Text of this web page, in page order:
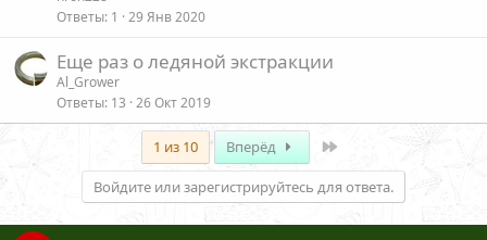
Ответы 1 29 Янв 2020
Еще раз о ледяной экстракции
Al_Grower
Ответы 13 26 Окт 2019
1 из 10 Вперёд
Войдите или зарегистрируйтесь для ответа.